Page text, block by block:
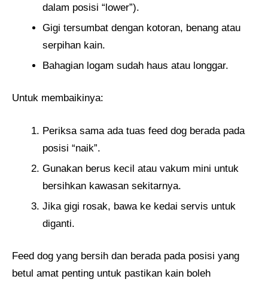
dalam posisi “lower”).
Gigi tersumbat dengan kotoran, benang atau
serpihan kain.
Bahagian logam sudah haus atau longgar.
Untuk membaikinya:
Periksa sama ada tuas feed dog berada pada
posisi “naik”.
Gunakan berus kecil atau vakum mini untuk
bersihkan kawasan sekitarnya.
Jika gigi rosak, bawa ke kedai servis untuk
diganti.
Feed dog yang bersih dan berada pada posisi yang
betul amat penting untuk pastikan kain boleh